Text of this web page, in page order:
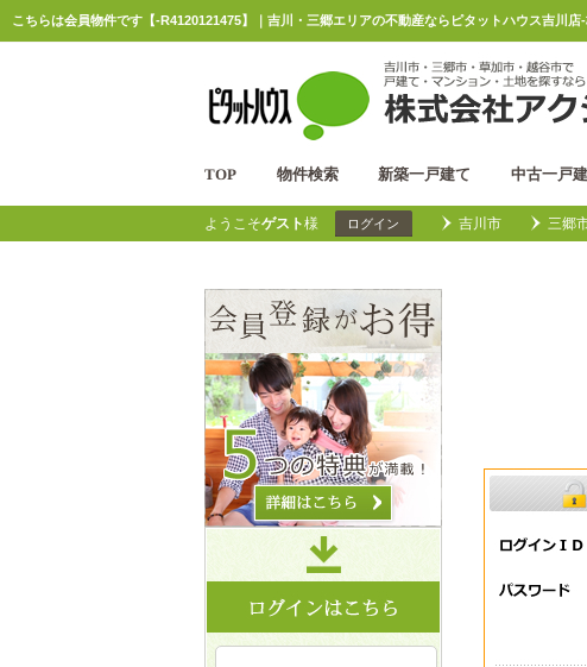
こちらは会員物件です【-R4120121475】｜吉川・三郷エリアの不動産ならピタットハウス吉川店
TOP 物件検索 新築一戸建て 中古一戸
ようこそゲスト様 ログイン 吉川市 三郷